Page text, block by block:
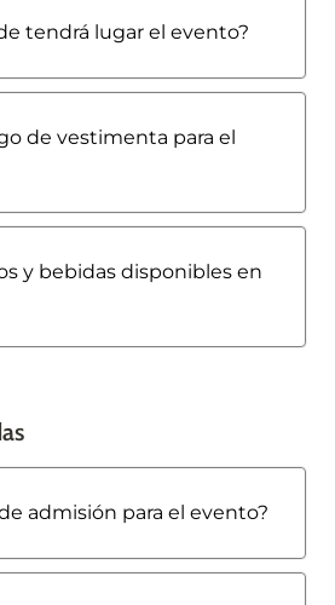
tendrá lugar el evento?
de vestimenta para el
y bebidas disponibles en
admisión para el evento?